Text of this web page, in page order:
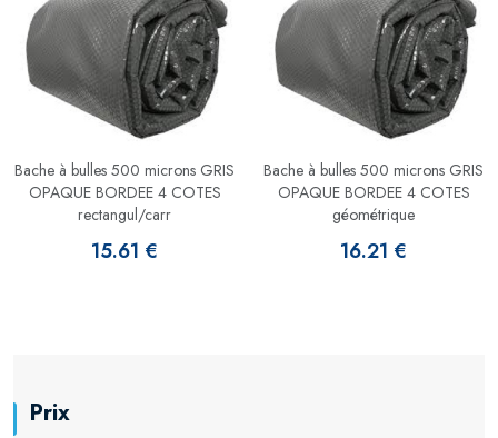
Bache à bulles 500 microns GRIS
OPAQUE BORDEE 4 COTES
rectangul/carr
15.61 €
Bache à bulles 500 microns GRIS
OPAQUE BORDEE 4 COTES
géométrique
16.21 €
Prix